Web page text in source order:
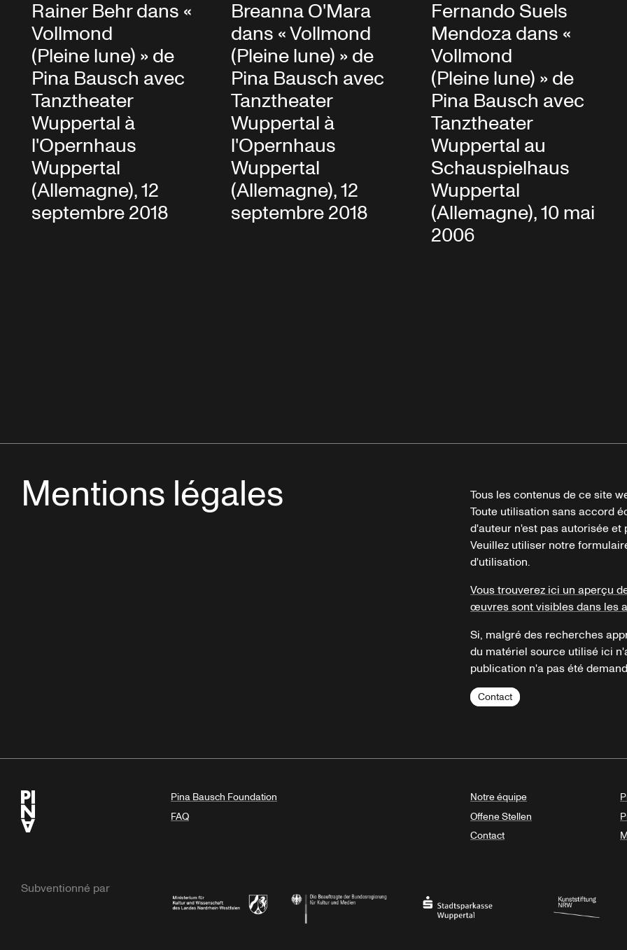
Rainer Behr dans «
Vollmond
(Pleine lune) » de
Pina Bausch avec
Tanztheater
Wuppertal à
l'Opernhaus
Wuppertal
(Allemagne), 12
septembre 2018
Breanna O'Mara
dans « Vollmond
(Pleine lune) » de
Pina Bausch avec
Tanztheater
Wuppertal à
l'Opernhaus
Wuppertal
(Allemagne), 12
septembre 2018
Fernando Suels
Mendoza dans «
Vollmond
(Pleine lune) » de
Pina Bausch avec
Tanztheater
Wuppertal au
Schauspielhaus
Wuppertal
(Allemagne), 10 mai
2006
Mentions légales
Tous les contenus de ce site
Toute utilisation sans accord
d'auteur n'est pas autorisée
Veuillez utiliser notre
d'utilisation.
Vous trouverez ici un aperçu
œuvres sont visibles dans les
Si, malgré des recherches
du matériel source utilisé ici
publication n'a pas été
Contact
Pina Bausch Foundation
FAQ
Notre équipe
Offene Stellen
Contact
Subventionné par